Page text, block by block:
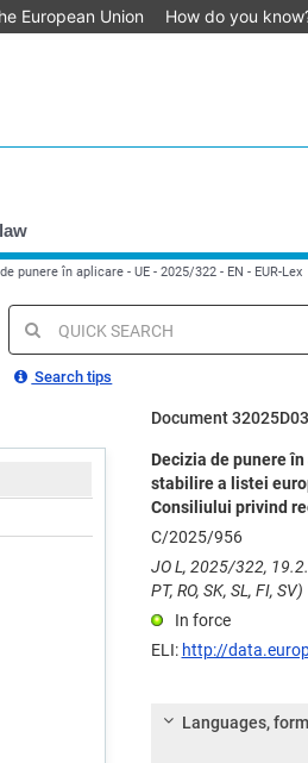
European Union How do you
punere în aplicare - UE - 2025/322 - EN - EUR-Lex
Quick
search
Search tips
Document
Decizia de punere
stabilire a listei
Consiliului privind
C/2025/956
JO L, 2025/322,
PT, RO, SK, SL, FI, SV)
In force
ELI: http://
Languages,